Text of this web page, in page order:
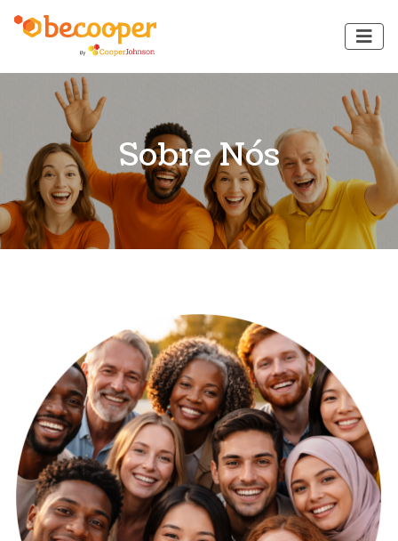
Sobre Nós